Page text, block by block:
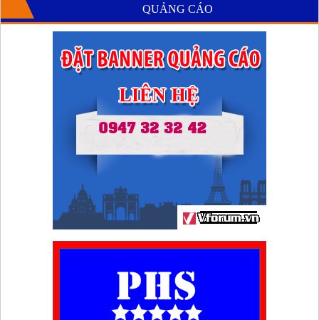
QUẢNG CÁO